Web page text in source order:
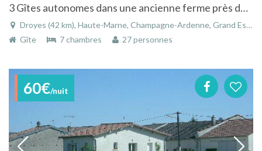
3 Gîtes autonomes dans une ancienne ferme près du lac à Droyes en Haute-Marne en Champagne-Ardenne
Droyes (42 km), Haute-Marne, Champagne-Ardenne, Grand Est, France
Gîte
7 chambres 27 personnes
60€/nuit